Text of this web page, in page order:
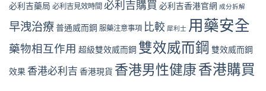
必利吉藥局 必利吉見效時間 必利吉購買 必利吉香港官網 成分拆解
早洩治療普通威而鋼 服藥注意事項 比較 犀利士 用藥安全
藥物相互作用 超級雙效威而鋼 雙效威而鋼 雙效威而鋼
效果 香港必利吉 香港現貨 香港男性健康香港購買